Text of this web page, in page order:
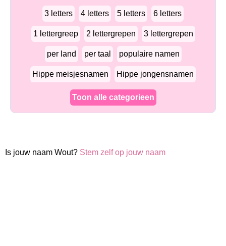
3 letters 4 letters 5 letters 6 letters
1 lettergreep 2 lettergrepen 3 lettergrepen
per land per taal populaire namen
Hippe meisjesnamen Hippe jongensnamen
Toon alle categorieen
Is jouw naam Wout? Stem zelf op jouw naam